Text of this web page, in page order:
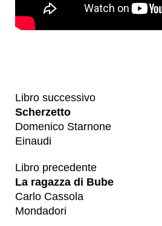
Libro successivo
Scherzetto
Domenico Starnone
Einaudi
Libro precedente
La ragazza di Bube
Carlo Cassola
Mondadori